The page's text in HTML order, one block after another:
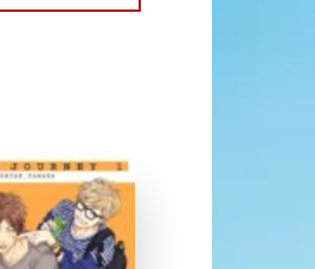
Ajouter
à la
wishlist